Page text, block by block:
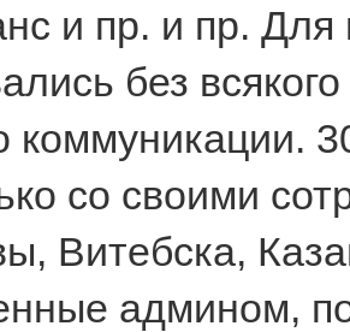
и пр. и пр. Для
без
коммуникации.
со своими
Витебска,
админом,